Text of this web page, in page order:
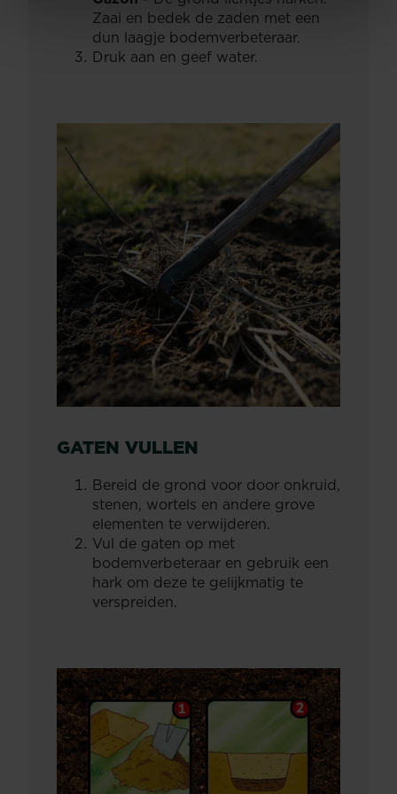
Zaai en bedek de zaden met een
dun laagje bodemverbeteraar.
Druk aan en geef water.
GATEN VULLEN
Bereid de grond voor door onkruid,
stenen, wortels en andere grove
elementen te verwijderen.
Vul de gaten op met
bodemverbeteraar en gebruik een
hark om deze te gelijkmatig te
verspreiden.